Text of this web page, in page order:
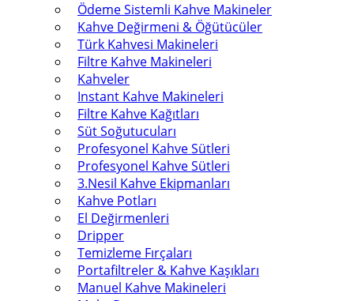
Ödeme Sistemli Kahve Makineler
Kahve Değirmeni & Öğütücüler
Türk Kahvesi Makineleri
Filtre Kahve Makineleri
Kahveler
Instant Kahve Makineleri
Filtre Kahve Kağıtları
Süt Soğutucuları
Profesyonel Kahve Sütleri
Profesyonel Kahve Sütleri
3.Nesil Kahve Ekipmanları
Kahve Potları
El Değirmenleri
Dripper
Temizleme Fırçaları
Portafiltreler & Kahve Kaşıkları
Manuel Kahve Makineleri